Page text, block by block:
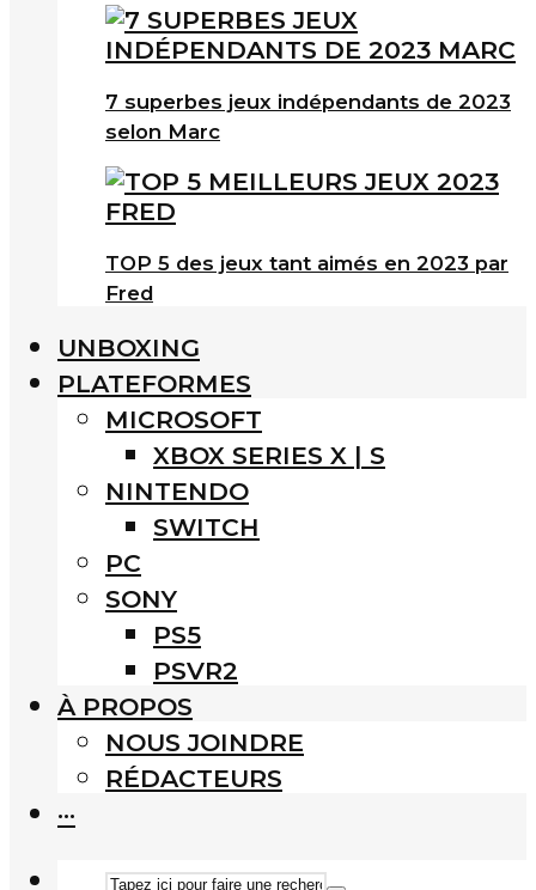
7 superbes jeux indépendants de 2023
selon Marc
TOP 5 des jeux tant aimés en 2023 par
Fred
UNBOXING
PLATEFORMES
MICROSOFT
XBOX SERIES X | S
NINTENDO
SWITCH
PC
SONY
PS5
PSVR2
À PROPOS
NOUS JOINDRE
RÉDACTEURS
···